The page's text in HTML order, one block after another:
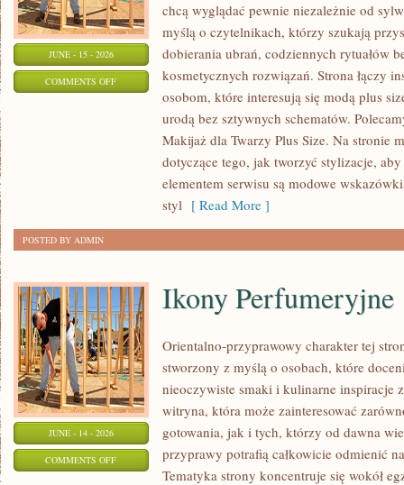
JUNE - 15 - 2026
COMMENTS OFFON
chcą wyglądać pewnie niezależnie od
myślą o czytelnikach, którzy szukają
dobierania ubrań, codziennych rytuałów
kosmetycznych rozwiązań. Strona łączy
osobom, które interesują się modą plus
urodą bez sztywnych schematów.
Makijaż dla Twarzy Plus Size. Na stronie
dotyczące tego, jak tworzyć stylizacje,
elementem serwisu są modowe
styl [ Read More ]
POSTED BY ADMIN
JUNE - 14 - 2026
COMMENTS OFFON
Ikony Perfumeryjne
Orientalno-przyprawowy charakter tej
stworzony z myślą o osobach, które
nieoczywiste smaki i kulinarne inspiracje
witryna, która może zainteresować
gotowania, jak i tych, którzy od dawna
przyprawy potrafią całkowicie odmienić
Tematyka strony koncentruje się wokół